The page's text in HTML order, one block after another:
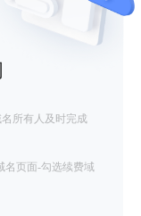
所有人及时完成
名页面-勾选续费域